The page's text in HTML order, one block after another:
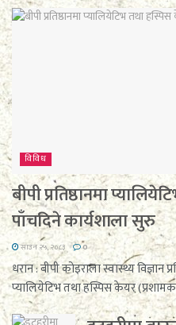
विविध
बीपी प्रतिष्ठानमा
पाँचदिने कार्यशाला सुरु
साउन २५, २०८३ 0
धरान : बीपी कोइराला स्वास्थ्य विज्ञान
प्यालियेटिभ तथा हस्पिस केयर (प्रशामक